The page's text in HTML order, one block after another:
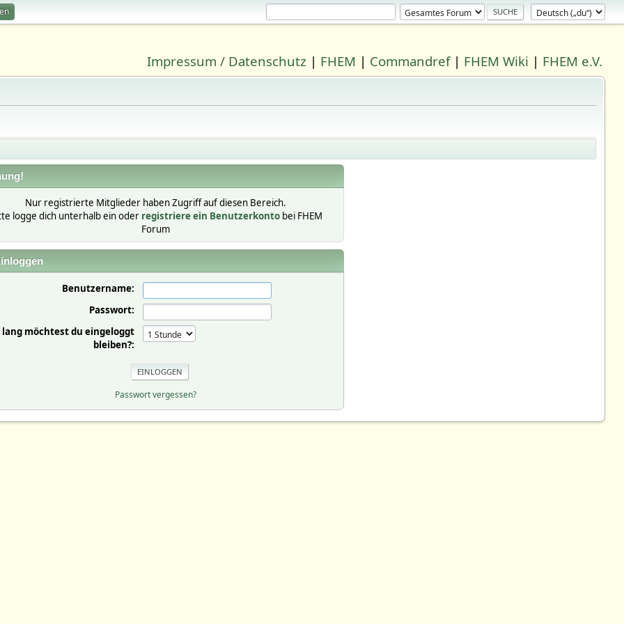
Impressum / Datenschutz | FHEM | Commandref| FHEM Wiki | FHEM e.V.
Nur registrierte Mitglieder haben Zugriff auf diesen Bereich.
logge dich unterhalb ein oder registriere ein Benutzerkontobei FHEM
Forum
Benutzername:
Passwort:
lang möchtest du eingeloggt
bleiben?:
Passwort vergessen?